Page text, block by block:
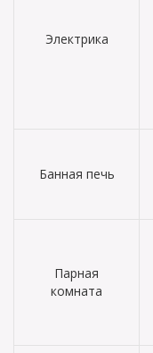
Электрика
Банная печь
Парная
комната